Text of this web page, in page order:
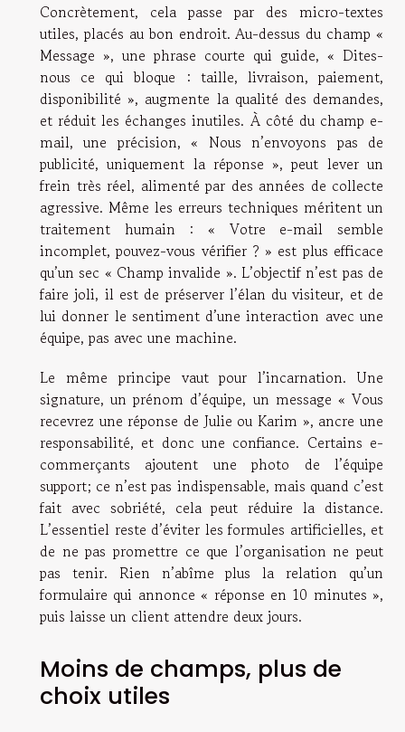
Concrètement, cela passe par des micro-textes
utiles, placés au bon endroit. Au-dessus du champ «
Message », une phrase courte qui guide, « Dites-
nous ce qui bloque : taille, livraison, paiement,
disponibilité », augmente la qualité des demandes,
et réduit les échanges inutiles. À côté du champ e-
mail, une précision, « Nous n’envoyons pas de
publicité, uniquement la réponse », peut lever un
frein très réel, alimenté par des années de collecte
agressive. Même les erreurs techniques méritent un
traitement humain : « Votre e-mail semble
incomplet, pouvez-vous vérifier ? » est plus efficace
qu’un sec « Champ invalide ». L’objectif n’est pas de
faire joli, il est de préserver l’élan du visiteur, et de
lui donner le sentiment d’une interaction avec une
équipe, pas avec une machine.
Le même principe vaut pour l’incarnation. Une
signature, un prénom d’équipe, un message « Vous
recevrez une réponse de Julie ou Karim », ancre une
responsabilité, et donc une confiance. Certains e-
commerçants ajoutent une photo de l’équipe
support; ce n’est pas indispensable, mais quand c’est
fait avec sobriété, cela peut réduire la distance.
L’essentiel reste d’éviter les formules artificielles, et
de ne pas promettre ce que l’organisation ne peut
pas tenir. Rien n’abîme plus la relation qu’un
formulaire qui annonce « réponse en 10 minutes »,
puis laisse un client attendre deux jours.
Moins de champs, plus de
choix utiles